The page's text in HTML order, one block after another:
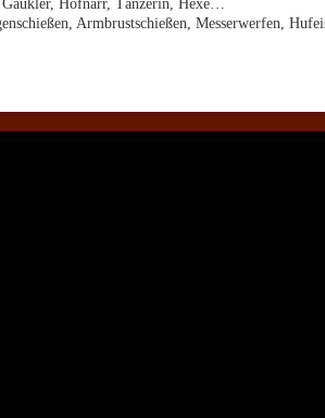
Hofnarr, Tänzerin, Hexe…
Armbrustschießen, Messerwerfen,